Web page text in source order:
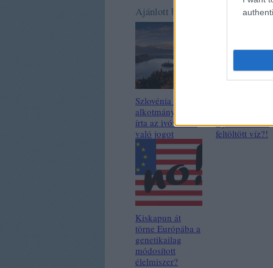
Ajánlott bejegyzések:
Szlovénia az
alkotmányába
írta az ivóvízhez
való jogot
tájhasználattal
feltöltött víz?!
Kiskapun át
törne Európába a
genetikailag
módosított
élelmiszer?